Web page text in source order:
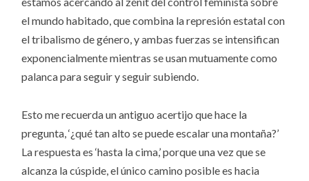
el mundo habitado, que combina la represión estatal con
el tribalismo de género, y ambas fuerzas se intensifican
exponencialmente mientras se usan mutuamente como
palanca para seguir y seguir subiendo.
Esto me recuerda un antiguo acertijo que hace la
pregunta, ‘¿qué tan alto se puede escalar una montaña?’
La respuesta es ‘hasta la cima,’ porque una vez que se
alcanza la cúspide, el único camino posible es hacia